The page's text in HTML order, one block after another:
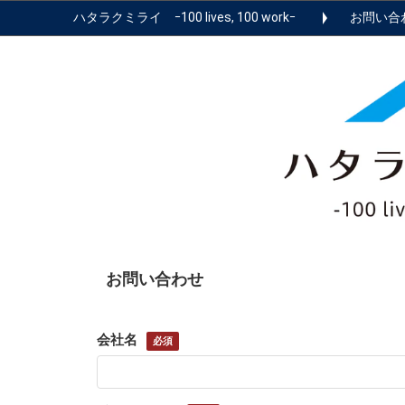
ハタラクミライ ｰ100 lives, 100 workｰ お問い合
お問い合わせ
会社名